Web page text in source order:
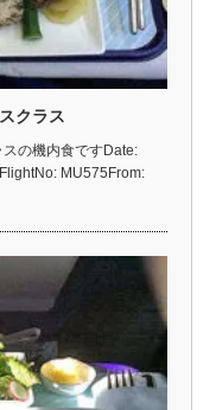
クラス
の機内食ですDate:
MU575From: